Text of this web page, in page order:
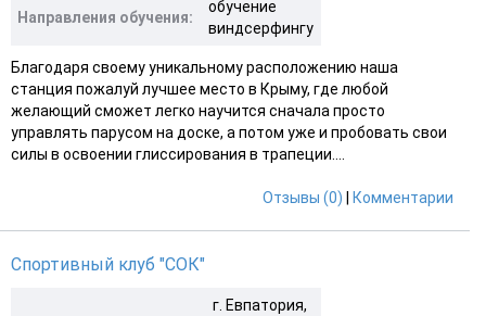
Направления обучения:
обучение
виндсерфингу
Благодаря своему уникальному расположению наша
станция пожалуй лучшее место в Крыму, где любой
желающий сможет легко научится сначала просто
управлять парусом на доске, а потом уже и пробовать свои
силы в освоении глиссирования в трапеции....
Отзывы (0) Комментарии
Спортивный клуб "СОК"
г. Евпатория,